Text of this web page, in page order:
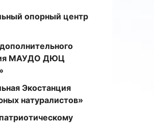
опорный центр
МАУДО ДЮЦ
Экостанция
натуралистов»